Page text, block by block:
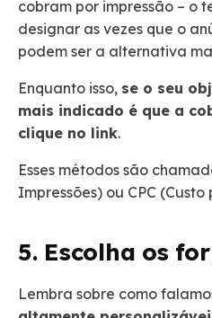
cobram por impressão – o
designar as vezes que o
podem ser a alternativa
Enquanto isso, se o seu
mais indicado é que a
clique no link.
Esses métodos são
Impressões) ou CPC (Custo
5. Escolha os
Lembra sobre como